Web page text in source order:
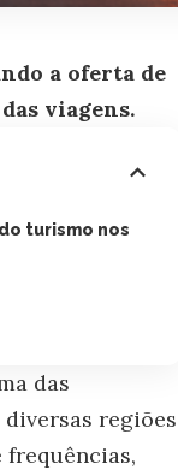
a oferta de
viagens.
turismo nos
das
regiões
frequências,